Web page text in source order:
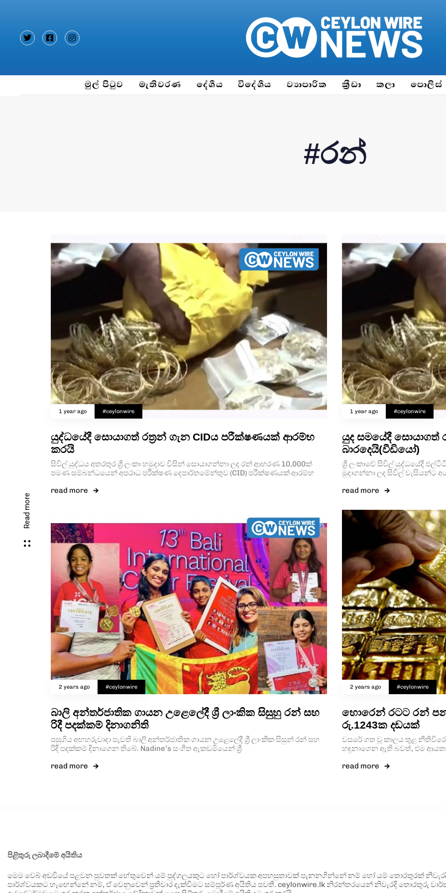
මුල් පිටුව මැතිවරණ දේශීය විදේශීය ව්‍යාපාරික ක්‍රීඩා කලා පොලිස්
Read more
#රන්
1 year ago #ceylonwire
යුද්ධයේදී සොයාගත් රත්‍රන් ගැන CIDය පරීක්ෂණයක් ආරම්භ
කරයි
සිවිල් යුද්ධය අතරතුර ශ්‍රී ලංකා හමුදාව විසින් සොයාගන්නා ලද රන් ආභරණ 10,000ක්
පමණ සම්බන්ධයෙන් අපරාධ පරීක්ෂණ දෙපාර්තමේන්තුව (CID) පරීක්ෂණයක් ආරම්භ
read more
1 year ago #ceylonwire
යුද සමයේදී සොයාගත්
බාරදෙයි(වීඩියෝ)
ශ්‍රී ලංකාවේ සිවිල් යුද්ධයේදී
මුදාගන්නා ලද සිවිල් වැසියන්ට
read more
2 years ago #ceylonwire
බාලි අන්තර්ජාතික ගායන උළෙලේදී ශ්‍රී ලාංකික සිසුහු රන් සහ
රිදී පදක්කම් දිනාගනිති
පසුගිය අඟහරුවාදා පැවති බාලි අන්තර්ජාතික ගායන උළෙලේදී ශ්‍රී ලාංකික සිසුන් රන් සහ
රිදී පදක්කම් දිනාගෙන තිබේ. Nadine’s සංගීත ඇකඩමියෙන් ශ්‍රී
read more
2 years ago #ceylonwire
හොරෙන් රටට රන්
රු.1243ක දඩයක්
වසරේ ගත වූ කාලය තුළ
හඳුනාගෙන ඇති බවත්, එම
read more
පිළිතුරු ලබාදීමේ අයිතිය
මෙම වෙබ් අඩවියේ පළවන පුවතක් හේතුවෙන් යම් පුද්ගලයකුට හෝ පාර්ශ්වයක අපහසුතාවක් පැනනගින්නේ නම් හෝ යම් තොරතුරක්
පාර්ශ්වයකට හැඟෙන්නේ නම්, ඒ වෙනුවෙන් ප්‍රතිචාර දැක්වීමට සම්පූර්ණ අයිතිය පවතී. ceylonwire.lk නිරන්තරයෙන් නිවැරදි තොරතුරු